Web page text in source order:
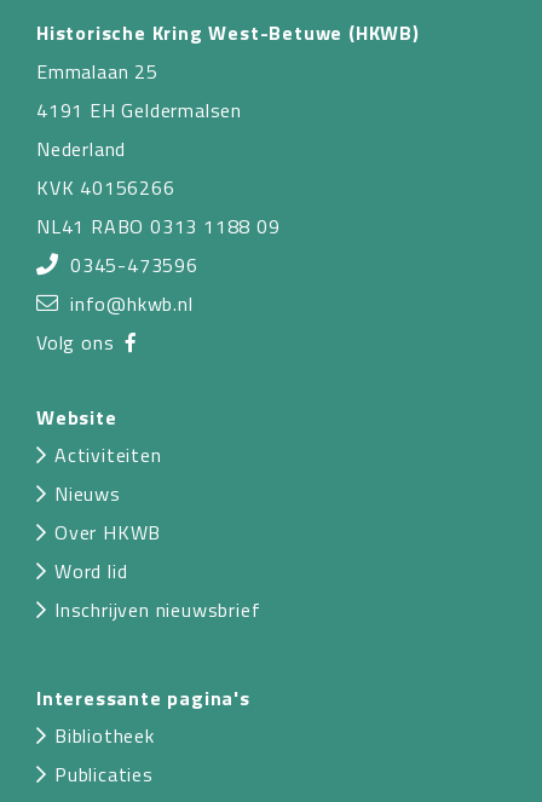
Historische Kring West-Betuwe (HKWB)
Emmalaan 25
4191 EH Geldermalsen
Nederland
KVK 40156266
NL41 RABO 0313 1188 09
0345-473596
info@hkwb.nl
Volg ons
Website
Activiteiten
Nieuws
Over HKWB
Word lid
Inschrijven nieuwsbrief
Interessante pagina's
Bibliotheek
Publicaties